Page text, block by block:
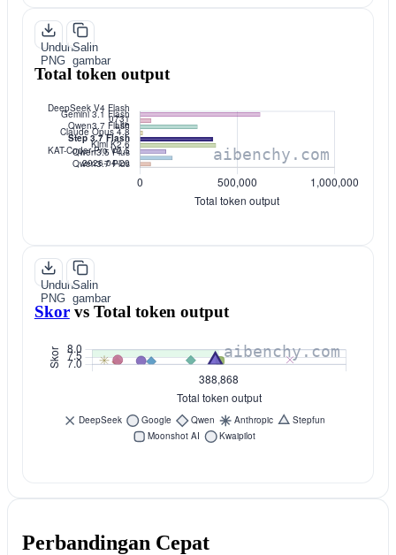
Unduh
PNG
Salin
gambar
Total token output
Unduh
PNG
Salin
gambar
Skor vsTotal token output
Perbandingan Cepat